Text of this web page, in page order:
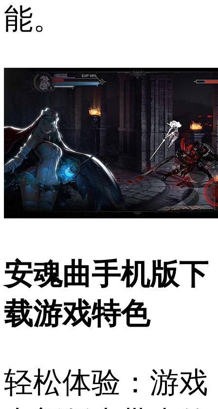
能。
安魂曲手机版下
载游戏特色
轻松体验：游戏